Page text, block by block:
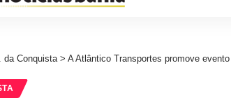
da Conquista> A Atlântico Transportes promove